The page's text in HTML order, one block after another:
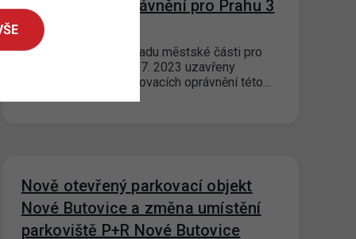
parkovacích oprávnění pro Prahu 3
21. 6. 2023
Z důvodu uzavření Úřadu městské části pro
Prahu 3 budou dne 7. 7. 2023 uzavřeny
všechny výdejny parkovacích oprávnění této…
Nově otevřený parkovací objekt
Nové Butovice a změna umístění
parkoviště P+R Nové Butovice